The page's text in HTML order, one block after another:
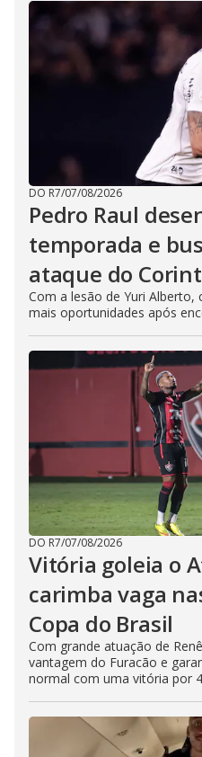
DO R7/07/08/2026
Pedro Raul
temporada e
ataque do
Com a lesão de Yuri
mais oportunidades após
DO R7/07/08/2026
Vitória goleia o
carimba vaga
Copa do Brasil
Com grande atuação de
vantagem do Furacão e
normal com uma vitória por